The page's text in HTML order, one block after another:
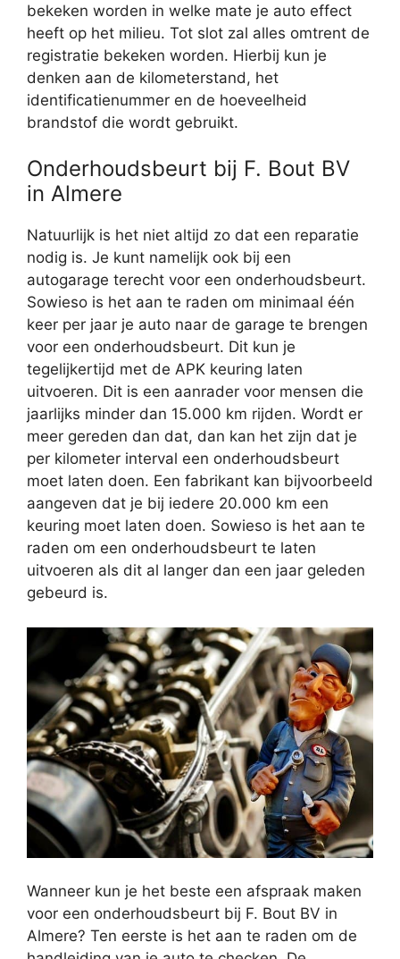
bekeken worden in welke mate je auto effect
heeft op het milieu. Tot slot zal alles omtrent de
registratie bekeken worden. Hierbij kun je
denken aan de kilometerstand, het
identificatienummer en de hoeveelheid
brandstof die wordt gebruikt.
Onderhoudsbeurt bij F. Bout BV
in Almere
Natuurlijk is het niet altijd zo dat een reparatie
nodig is. Je kunt namelijk ook bij een
autogarage terecht voor een onderhoudsbeurt.
Sowieso is het aan te raden om minimaal één
keer per jaar je auto naar de garage te brengen
voor een onderhoudsbeurt. Dit kun je
tegelijkertijd met de APK keuring laten
uitvoeren. Dit is een aanrader voor mensen die
jaarlijks minder dan 15.000 km rijden. Wordt er
meer gereden dan dat, dan kan het zijn dat je
per kilometer interval een onderhoudsbeurt
moet laten doen. Een fabrikant kan bijvoorbeeld
aangeven dat je bij iedere 20.000 km een
keuring moet laten doen. Sowieso is het aan te
raden om een onderhoudsbeurt te laten
uitvoeren als dit al langer dan een jaar geleden
gebeurd is.
Wanneer kun je het beste een afspraak maken
voor een onderhoudsbeurt bij F. Bout BV in
Almere? Ten eerste is het aan te raden om de